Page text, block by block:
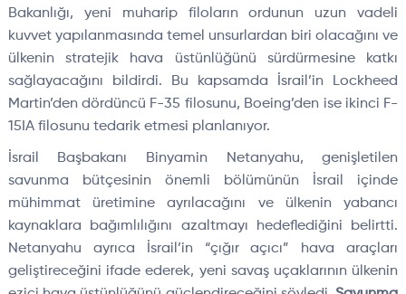
Bakanlığı, yeni muharip filoların ordunun uzun vadeli
kuvvet yapılanmasında temel unsurlardan biri olacağını ve
ülkenin stratejik hava üstünlüğünü sürdürmesine katkı
sağlayacağını bildirdi. Bu kapsamda İsrail’in Lockheed
Martin’den dördüncü F-35 filosunu, Boeing’den ise ikinci F-
15IA filosunu tedarik etmesi planlanıyor.
İsrail Başbakanı Binyamin Netanyahu, genişletilen
savunma bütçesinin önemli bölümünün İsrail içinde
mühimmat üretimine ayrılacağını ve ülkenin yabancı
kaynaklara bağımlılığını azaltmayı hedeflediğini belirtti.
Netanyahu ayrıca İsrail’in “çığır açıcı” hava araçları
geliştireceğini ifade ederek, yeni savaş uçaklarının ülkenin